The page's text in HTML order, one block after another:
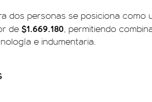
dos personas se posiciona como
de $1.669.180, permitiendo
e indumentaria.